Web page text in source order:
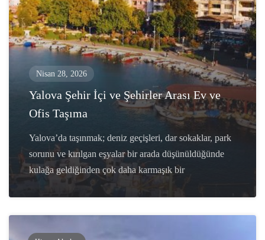
Nisan 28, 2026
Yalova Şehir İçi ve Şehirler Arası Ev ve
Ofis Taşıma
Yalova’da taşınmak; deniz geçişleri, dar sokaklar, park
sorunu ve kırılgan eşyalar bir arada düşünüldüğünde
kulağa geldiğinden çok daha karmaşık bir